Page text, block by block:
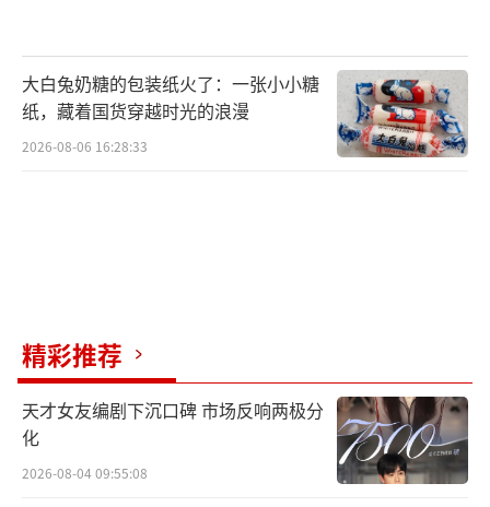
大白兔奶糖的包装纸火了：一张小小糖
纸，藏着国货穿越时光的浪漫
2026-08-06 16:28:33
精彩推荐
天才女友编剧下沉口碑 市场反响两极分
化
2026-08-04 09:55:08